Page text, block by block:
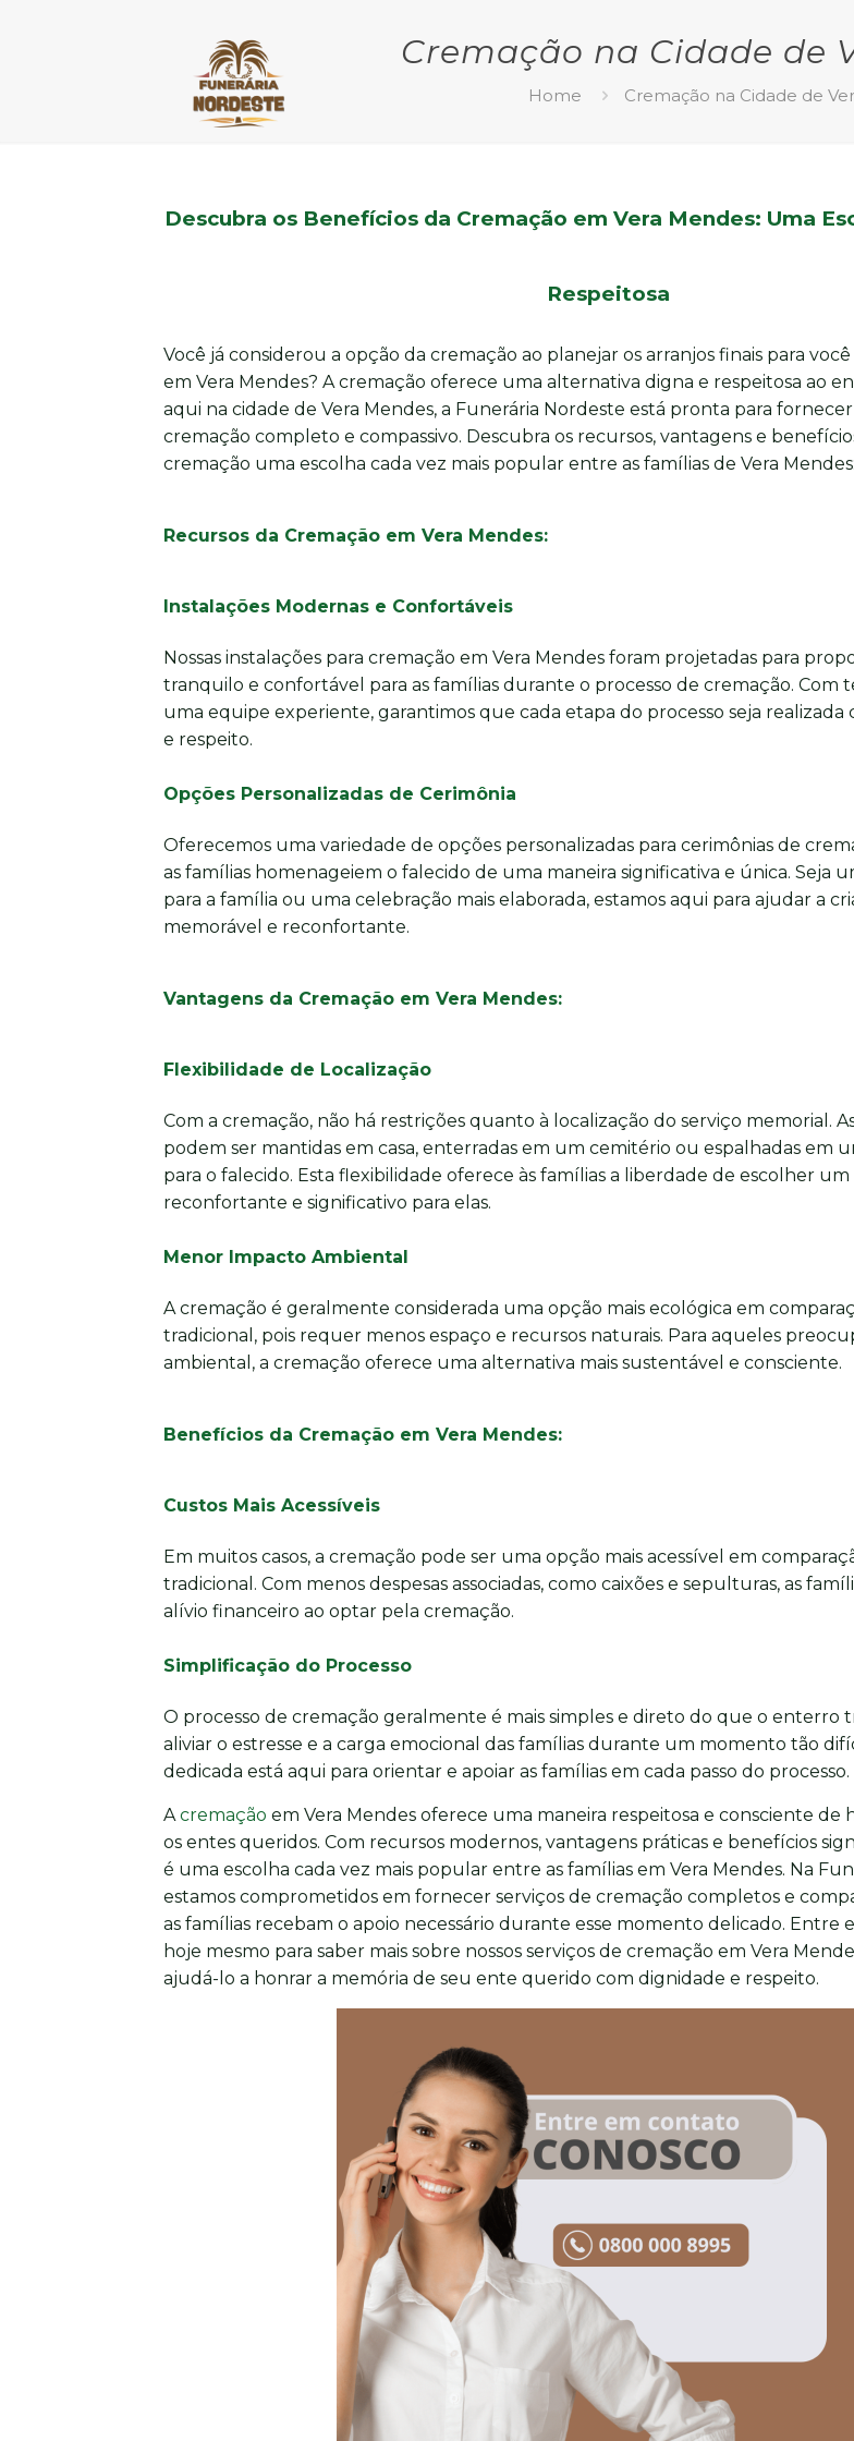
Cremação na Cidade de
Home Cremação na Cidade de
Descubra os Benefícios da Cremação em Vera Mendes: Uma
Respeitosa
Você já considerou a opção da cremação ao planejar os arranjos finais para
em Vera Mendes? A cremação oferece uma alternativa digna e respeitosa ao
aqui na cidade de Vera Mendes, a Funerária Nordeste está pronta para
cremação completo e compassivo. Descubra os recursos, vantagens e
cremação uma escolha cada vez mais popular entre as famílias de Vera Mendes:
Recursos da Cremação em Vera Mendes:
Instalações Modernas e Confortáveis
Nossas instalações para cremação em Vera Mendes foram projetadas para
tranquilo e confortável para as famílias durante o processo de cremação. Com
uma equipe experiente, garantimos que cada etapa do processo seja realizada
e respeito.
Opções Personalizadas de Cerimônia
Oferecemos uma variedade de opções personalizadas para cerimônias de
as famílias homenageiem o falecido de uma maneira significativa e única. Seja
para a família ou uma celebração mais elaborada, estamos aqui para ajudar a
memorável e reconfortante.
Vantagens da Cremação em Vera Mendes:
Flexibilidade de Localização
Com a cremação, não há restrições quanto à localização do serviço memorial.
podem ser mantidas em casa, enterradas em um cemitério ou espalhadas em
para o falecido. Esta flexibilidade oferece às famílias a liberdade de escolher
reconfortante e significativo para elas.
Menor Impacto Ambiental
A cremação é geralmente considerada uma opção mais ecológica em
tradicional, pois requer menos espaço e recursos naturais. Para aqueles
ambiental, a cremação oferece uma alternativa mais sustentável e consciente.
Benefícios da Cremação em Vera Mendes:
Custos Mais Acessíveis
Em muitos casos, a cremação pode ser uma opção mais acessível em
tradicional. Com menos despesas associadas, como caixões e sepulturas, as
alívio financeiro ao optar pela cremação.
Simplificação do Processo
O processo de cremação geralmente é mais simples e direto do que o enterro
aliviar o estresse e a carga emocional das famílias durante um momento tão
dedicada está aqui para orientar e apoiar as famílias em cada passo do processo.
Acremação em Vera Mendes oferece uma maneira respeitosa e consciente de
os entes queridos. Com recursos modernos, vantagens práticas e benefícios
é uma escolha cada vez mais popular entre as famílias em Vera Mendes. Na
estamos comprometidos em fornecer serviços de cremação completos e
as famílias recebam o apoio necessário durante esse momento delicado. Entre
hoje mesmo para saber mais sobre nossos serviços de cremação em Vera
ajudá-lo a honrar a memória de seu ente querido com dignidade e respeito.